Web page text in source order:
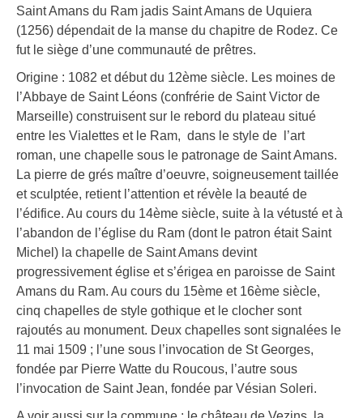
Saint Amans du Ram jadis Saint Amans de Uquiera
(1256) dépendait de la manse du chapitre de Rodez. Ce
fut le siège d’une communauté de prêtres.
Origine : 1082 et début du 12ème siècle. Les moines de
l’Abbaye de Saint Léons (confrérie de Saint Victor de
Marseille) construisent sur le rebord du plateau situé
entre les Vialettes et le Ram, dans le style de l’art
roman, une chapelle sous le patronage de Saint Amans.
La pierre de grés maître d’oeuvre, soigneusement taillée
et sculptée, retient l’attention et révèle la beauté de
l’édifice. Au cours du 14ème siècle, suite à la vétusté et à
l’abandon de l’église du Ram (dont le patron était Saint
Michel) la chapelle de Saint Amans devint
progressivement église et s’érigea en paroisse de Saint
Amans du Ram. Au cours du 15ème et 16ème siècle,
cinq chapelles de style gothique et le clocher sont
rajoutés au monument. Deux chapelles sont signalées le
11 mai 1509 ; l’une sous l’invocation de St Georges,
fondée par Pierre Watte du Roucous, l’autre sous
l’invocation de Saint Jean, fondée par Vésian Soleri.